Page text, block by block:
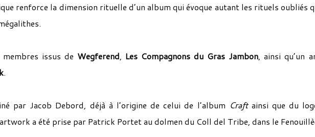
renforce la dimension rituelle d’un album qui évoque autant les rituels oubliés
issus de Wegferend, Les Compagnons du Gras Jambon, ainsi qu’un
.
par Jacob Debord, déjà à l’origine de celui de l’album Craft ainsi que du
a été prise par Patrick Portet au dolmen du Coll del Tribe, dans le